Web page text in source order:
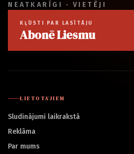
NEATKARĪGI · VIETĒJI
KĻŪSTI PAR LASĪTĀJU
Abonē Liesmu
LIETOTĀJIEM
Sludinājumi laikrakstā
Reklāma
Par mums